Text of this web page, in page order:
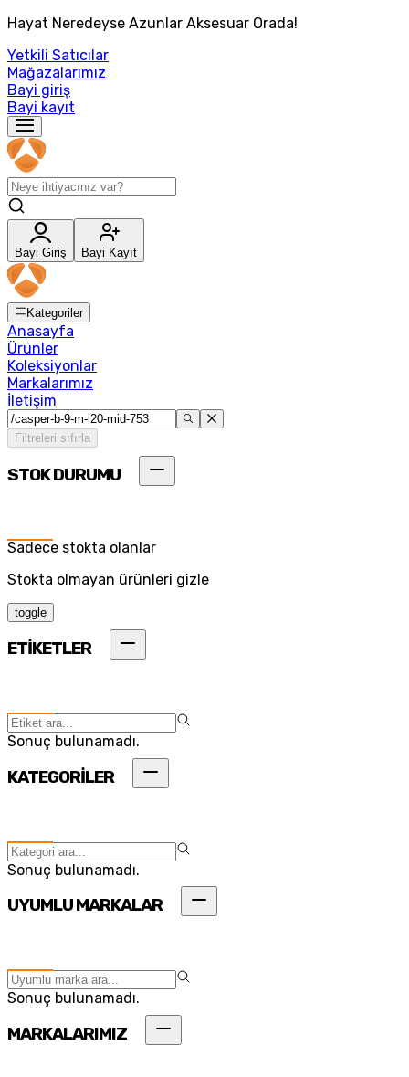
Hayat Neredeyse Azunlar Aksesuar Orada!
Yetkili Satıcılar
Mağazalarımız
Bayi giriş
Bayi kayıt
Bayi Giriş Bayi Kayıt
Kategoriler
Anasayfa
Ürünler
Koleksiyonlar
Markalarımız
İletişim
Filtreleri sıfırla
STOK DURUMU
Sadece stokta olanlar
Stokta olmayan ürünleri gizle
toggle
ETİKETLER
Sonuç bulunamadı.
KATEGORİLER
Sonuç bulunamadı.
UYUMLU MARKALAR
Sonuç bulunamadı.
MARKALARIMIZ